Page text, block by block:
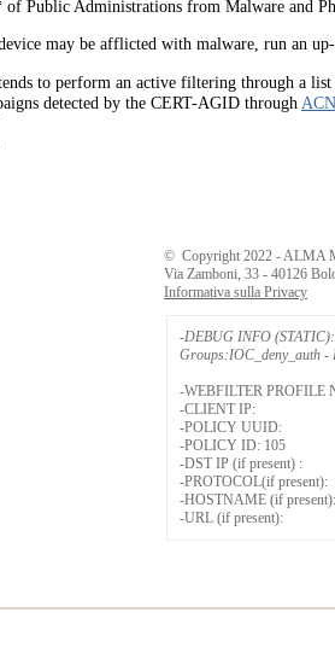
Public Administrations from Malware and
may be afflicted with malware, run an
to perform an active filtering through a
detected by the CERT-AGID through
© Copyright 2022 - ALMA
Via Zamboni, 33 - 40126
Informativa sulla Privacy
-DEBUG INFO (STATIC):
Groups:IOC_deny_auth -
-WEBFILTER PROFILE
-CLIENT IP:
-POLICY UUID:
-POLICY ID: 105
-DST IP (if present) :
-PROTOCOL(if present):
-HOSTNAME (if present):
-URL (if present):